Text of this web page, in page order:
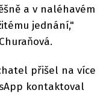
a v naléhavém
jednání,"
přišel na více
kontaktoval